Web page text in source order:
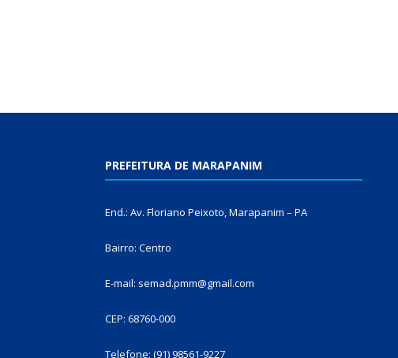
PREFEITURA DE MARAPANIM
End.: Av. Floriano Peixoto, Marapanim – PA
Bairro: Centro
E-mail: semad.pmm@gmail.com
CEP: 68760-000
Telefone: (91) 98561-9227